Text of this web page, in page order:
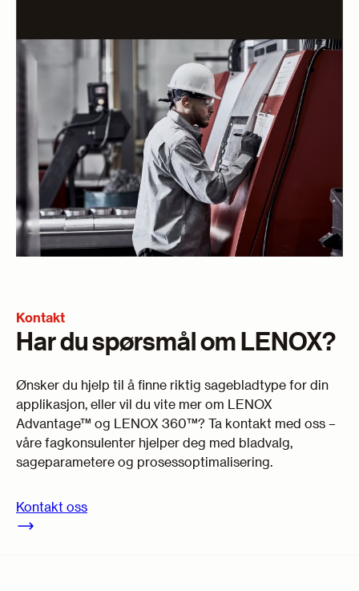
Kontakt
Har du spørsmål om LENOX?
Ønsker du hjelp til å finne riktig sagebladtype for din
applikasjon, eller vil du vite mer om LENOX
Advantage™ og LENOX 360™? Ta kontakt med oss –
våre fagkonsulenter hjelper deg med bladvalg,
sageparametere og prosessoptimalisering.
Kontakt oss